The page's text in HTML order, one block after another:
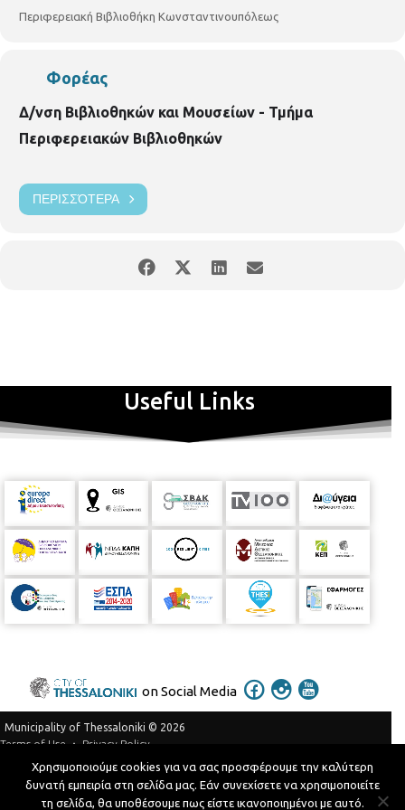
Περιφερειακή Βιβλιοθήκη Κωνσταντινουπόλεως
Φορέας
Δ/νση Βιβλιοθηκών και Μουσείων - Τμήμα
Περιφερειακών Βιβλιοθηκών
ΠΕΡΙΣΣΌΤΕΡΑ
Useful Links
on Social Media
Municipality of Thessaloniki © 2026
Terms of Use
Privacy Policy
Telephone Catalog
Developed byMyCompany Projects
Χρησιμοποιούμε cookies για να σας προσφέρουμε την καλύτερη
δυνατή εμπειρία στη σελίδα μας. Εάν συνεχίσετε να χρησιμοποιείτε
τη σελίδα, θα υποθέσουμε πως είστε ικανοποιημένοι με αυτό.